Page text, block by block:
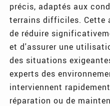
précis, adaptés aux
terrains difficiles. Cette
de réduire
et d'assurer une
des situations
experts des
interviennent
réparation ou de